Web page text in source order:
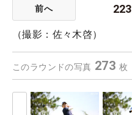
前へ 223
（撮影：佐々木啓）
このラウンドの写真 273 枚